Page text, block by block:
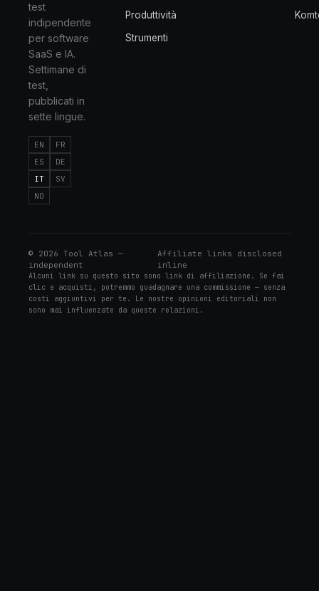
test
indipendente
per software
SaaS e IA.
Settimane di
test,
pubblicati in
sette lingue.
EN
FR
ES
DE
IT
SV
NO
Produttività
Strumenti
© 2026 Tool Atlas —
independent
Affiliate links disclosed
inline
Alcuni link su questo sito sono link di affiliazione. Se fai
clic e acquisti, potremmo guadagnare una commissione — senza
costi aggiuntivi per te. Le nostre opinioni editoriali non
sono mai influenzate da queste relazioni.